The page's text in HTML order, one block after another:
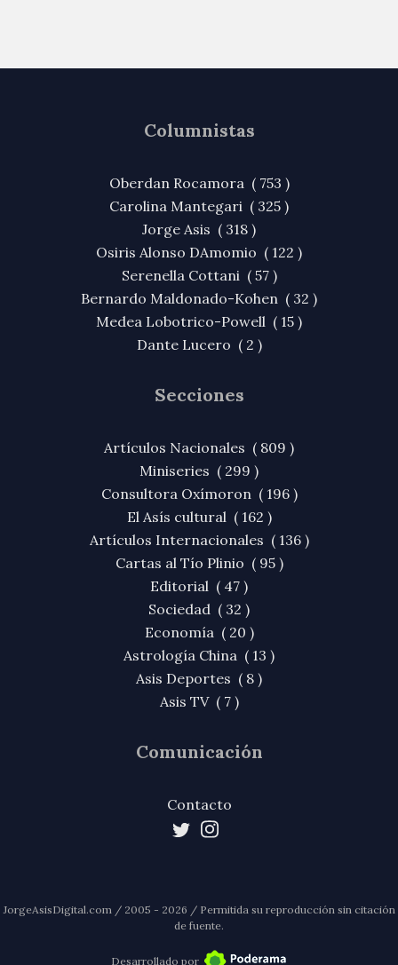
Columnistas
Oberdan Rocamora ( 753 )
Carolina Mantegari ( 325 )
Jorge Asis ( 318 )
Osiris Alonso DAmomio ( 122 )
Serenella Cottani ( 57 )
Bernardo Maldonado-Kohen ( 32 )
Medea Lobotrico-Powell ( 15 )
Dante Lucero ( 2 )
Secciones
Artículos Nacionales ( 809 )
Miniseries ( 299 )
Consultora Oxímoron ( 196 )
El Asís cultural ( 162 )
Artículos Internacionales ( 136 )
Cartas al Tío Plinio ( 95 )
Editorial ( 47 )
Sociedad ( 32 )
Economía ( 20 )
Astrología China ( 13 )
Asis Deportes ( 8 )
Asis TV ( 7 )
Comunicación
Contacto
JorgeAsisDigital.com / 2005 - 2026 / Permitida su reproducción sin citación
de fuente.
Desarrollado por